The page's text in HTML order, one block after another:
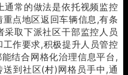
通常的做法是依托视频监控
点地区返回车辆信息,有条
取下派社区干部监控人员
作要求,积极提升人员管控
结合网格化治理信息平台,
到社区(村)网格员手中,通